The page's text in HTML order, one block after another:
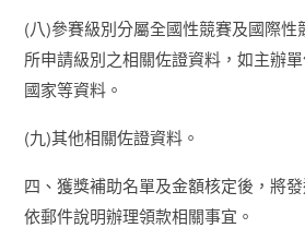
(八)參賽級別分屬全國性競賽及國際性
所申請級別之相關佐證資料，如主辦
國家等資料。
(九)其他相關佐證資料。
四、獲獎補助名單及金額核定後，將
依郵件說明辦理領款相關事宜。